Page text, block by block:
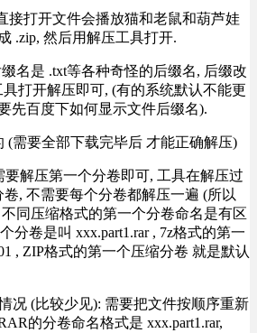
接打开文件会播放猫和老鼠和葫芦娃
.zip, 然后用解压工具打开.
名是 .txt等各种奇怪的后缀名, 后缀改
打开解压即可, (有的系统默认不能更
先百度下如何显示文件后缀名).
(需要全部下载完毕后 才能正确解压)
解压第一个分卷即可, 工具在解压过
, 不需要每个分卷都解压一遍 (所以
同压缩格式的第一个分卷命名是有区
分卷是叫 xxx.part1.rar , 7z格式的第一
, ZIP格式的第一个压缩分卷 就是默认
况 (比较少见): 需要把文件按顺序重新
的分卷命名格式是 xxx.part1.rar,